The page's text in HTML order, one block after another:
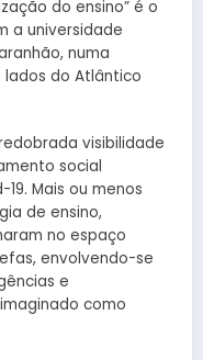
do ensino” é o
a universidade
numa
do Atlântico
visibilidade
social
Mais ou menos
de ensino,
no espaço
envolvendo-se
e
como